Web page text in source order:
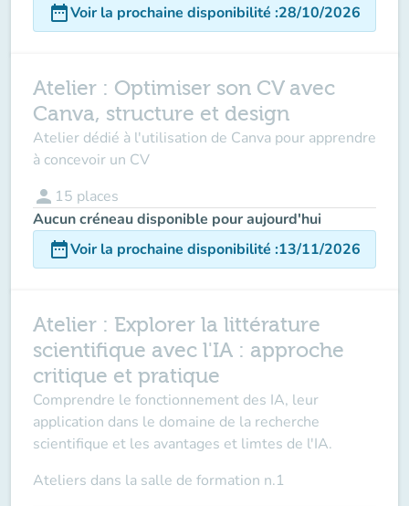
date_rangeVoir la prochaine disponibilité :28/10/2026
Atelier : Optimiser son CV avec
Canva, structure et design
Atelier dédié à l'utilisation de Canva pour apprendre
à concevoir un CV
person 15 places
Aucun créneau disponible pour aujourd'hui
date_rangeVoir la prochaine disponibilité :13/11/2026
Atelier : Explorer la littérature
scientifique avec l'IA : approche
critique et pratique
Comprendre le fonctionnement des IA, leur
application dans le domaine de la recherche
scientifique et les avantages et limtes de l'IA.
Ateliers dans la salle de formation n.1